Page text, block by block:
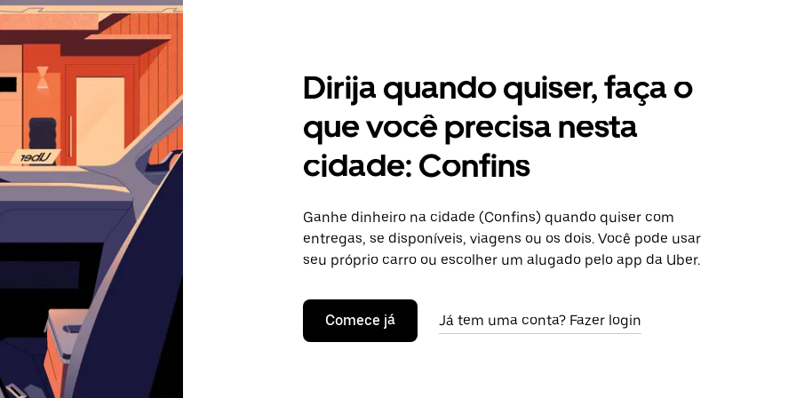
Dirija quando quiser, faça o
que você precisa nesta
cidade: Confins
Ganhe dinheiro na cidade (Confins) quando quiser com
entregas, se disponíveis, viagens ou os dois. Você pode usar
seu próprio carro ou escolher um alugado pelo app da Uber.
Comece já Já tem uma conta? Fazer login